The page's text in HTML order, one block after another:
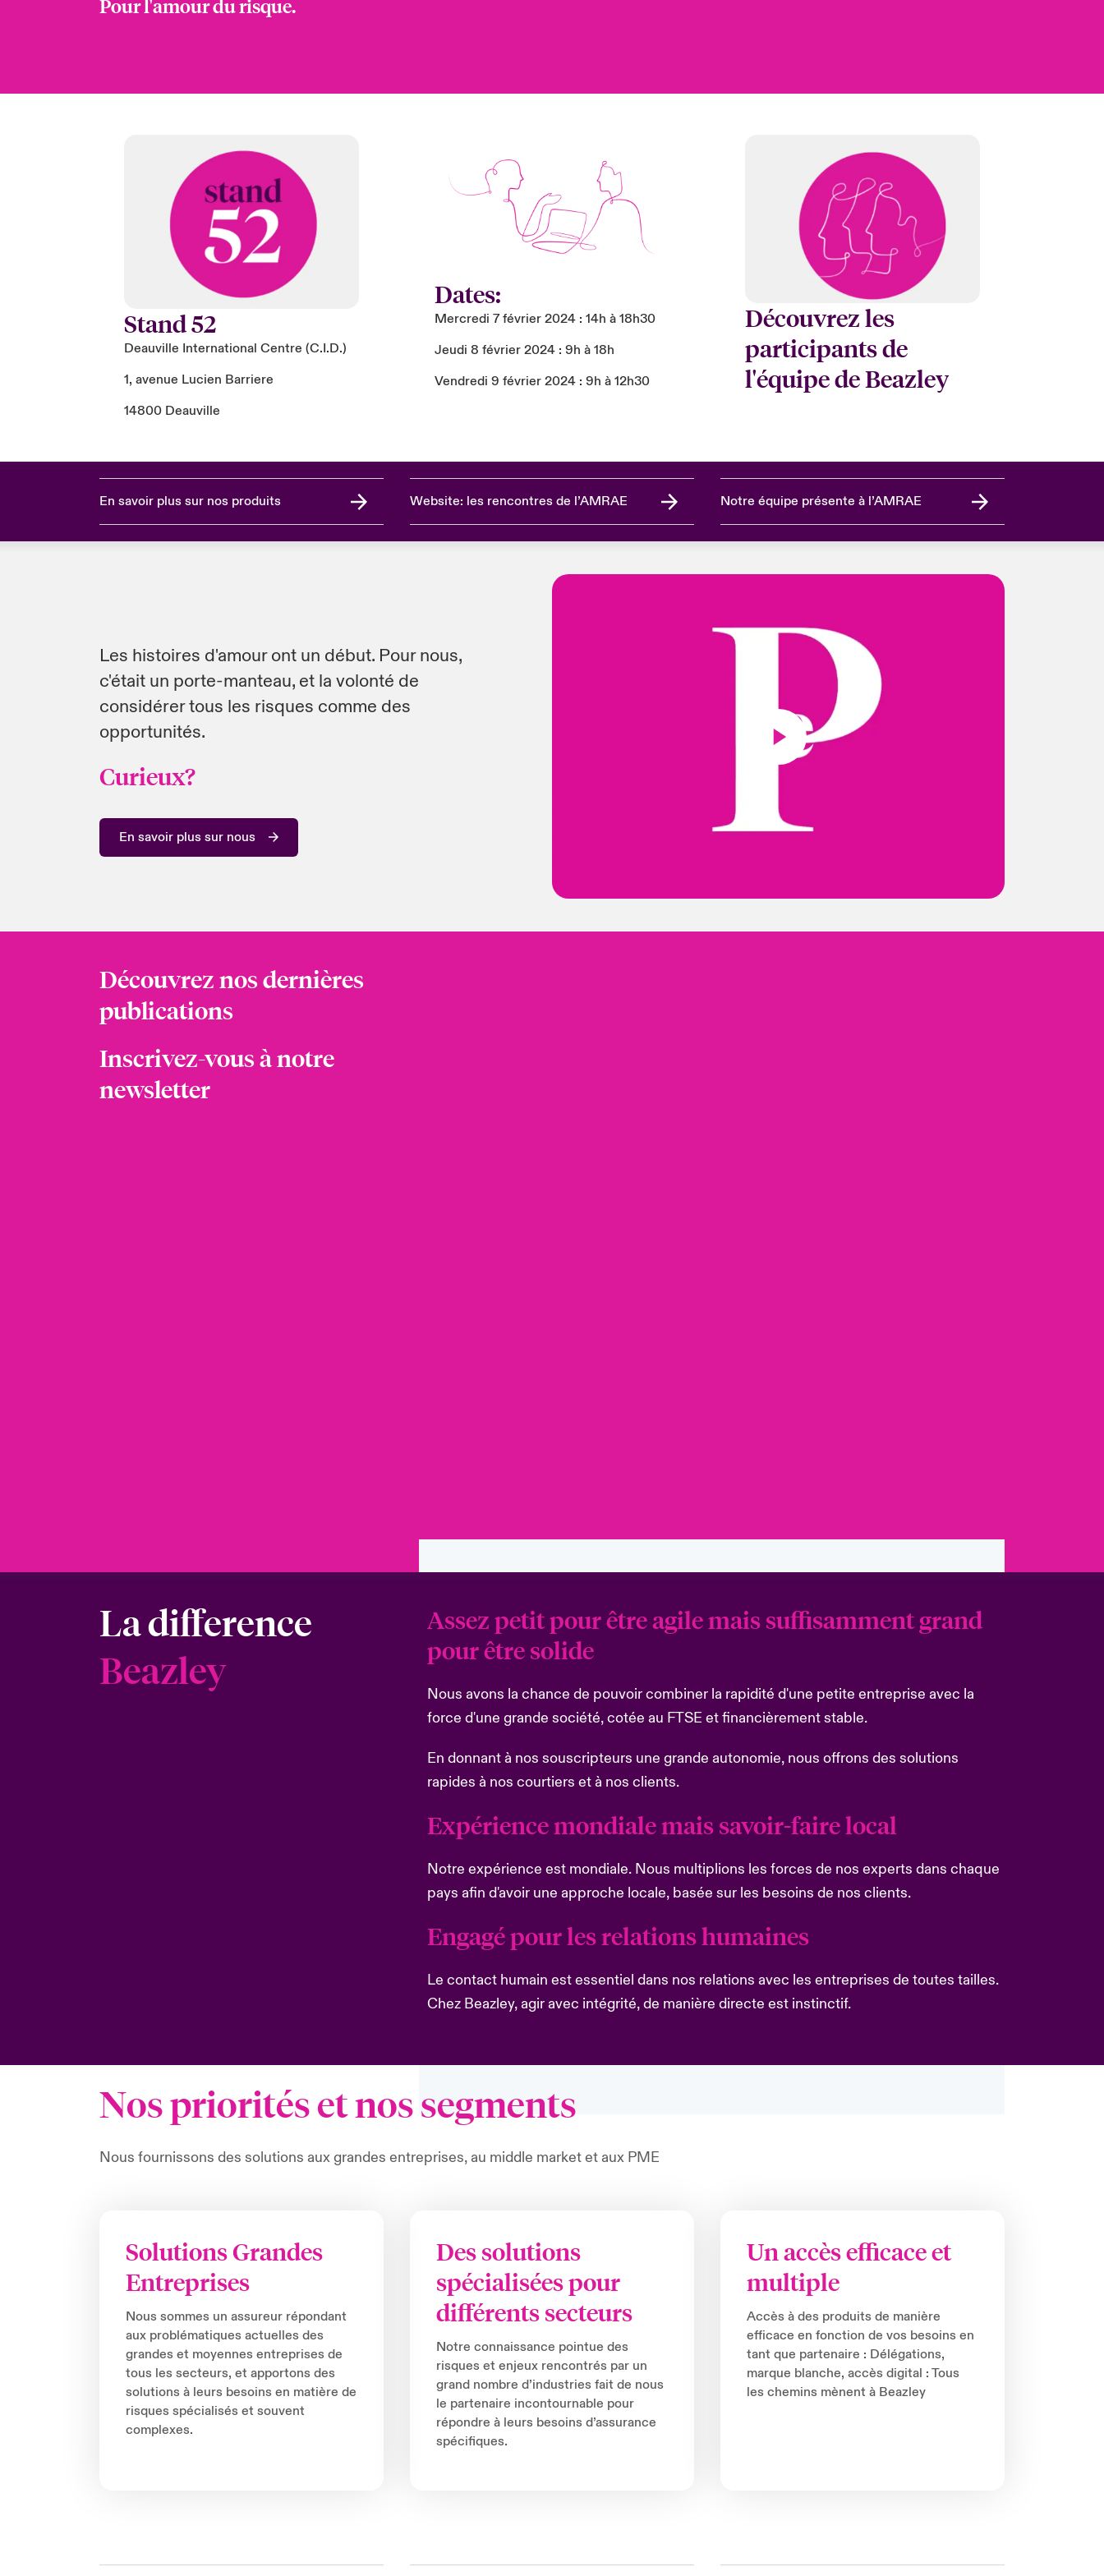
Pour l'amour du risque.
Stand 52
Deauville International Centre (C.I.D.)
1, avenue Lucien Barriere
14800 Deauville
Dates:
Mercredi 7 février 2024 : 14h à 18h30
Jeudi 8 février 2024 : 9h à 18h
Vendredi 9 février 2024 : 9h à 12h30
Découvrez les
participants de
l'équipe de Beazley
En savoir plus sur nos produits Website: les rencontres de l’AMRAE Notre équipe présente à l’AMRAE
Les histoires d'amour ont un début. Pour nous,
c'était un porte-manteau, et la volonté de
considérer tous les risques comme des
opportunités.
Curieux?
En savoir plus sur nous
Découvrez nos dernières
publications
Inscrivez-vous à notre
newsletter
La difference
Beazley
Assez petit pour être agile mais suffisamment grand
pour être solide
Nous avons la chance de pouvoir combiner la rapidité d'une petite entreprise avec la
force d'une grande société, cotée au FTSE et financièrement stable.
En donnant à nos souscripteurs une grande autonomie, nous offrons des solutions
rapides à nos courtiers et à nos clients.
Expérience mondiale mais savoir-faire local
Notre expérience est mondiale. Nous multiplions les forces de nos experts dans chaque
pays afin d'avoir une approche locale, basée sur les besoins de nos clients.
Engagé pour les relations humaines
Le contact humain est essentiel dans nos relations avec les entreprises de toutes tailles.
Chez Beazley, agir avec intégrité, de manière directe est instinctif.
Nos priorités et nos segments
Nous fournissons des solutions aux grandes entreprises, au middle market et aux PME
Solutions Grandes
Entreprises
Nous sommes un assureur répondant
aux problématiques actuelles des
grandes et moyennes entreprises de
tous les secteurs, et apportons des
solutions à leurs besoins en matière de
risques spécialisés et souvent
complexes.
Des solutions
spécialisées pour
différents secteurs
Notre connaissance pointue des
risques et enjeux rencontrés par un
grand nombre d’industries fait de nous
le partenaire incontournable pour
répondre à leurs besoins d’assurance
spécifiques.
Un accès efficace et
multiple
Accès à des produits de manière
efficace en fonction de vos besoins en
tant que partenaire : Délégations,
marque blanche, accès digital : Tous
les chemins mènent à Beazley